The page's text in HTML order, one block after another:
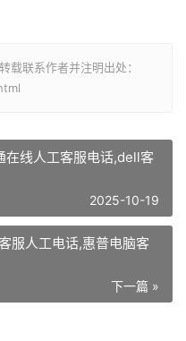
载联系作者并注明出处：
在线人工客服电话,dell客
2025-10-19
服人工电话,惠普电脑客
下一篇 »